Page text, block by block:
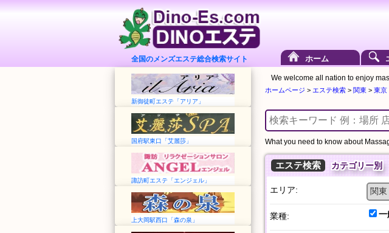
全国のメンズエステ総合検索サイト ホーム
新御徒町エステ「アリア」
国府駅東口「艾麗莎」
諏訪町エステ「エンジェル」
上大岡駅西口「森の泉」
We welcome all nation to enjoy
ホームページ > エステ検索 > 関東 > 東京
What you need to know about
エステ検索 カテゴリー別
エリア:
業種: 一